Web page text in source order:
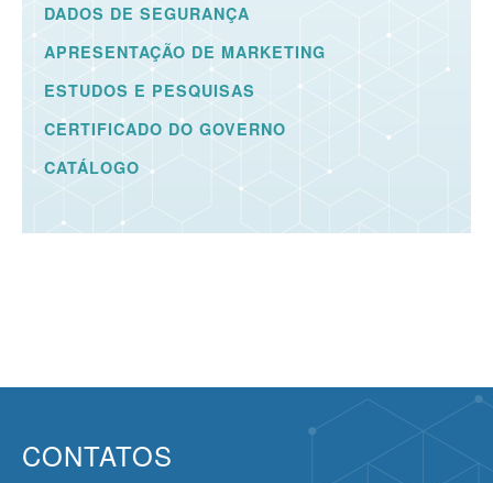
DADOS DE SEGURANÇA
APRESENTAÇÃO DE MARKETING
ESTUDOS E PESQUISAS
CERTIFICADO DO GOVERNO
CATÁLOGO
CONTATOS